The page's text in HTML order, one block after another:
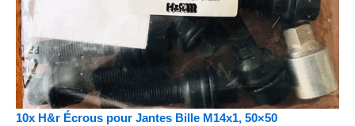
10x H&r Écrous pour Jantes Bille M14x1, 50×50